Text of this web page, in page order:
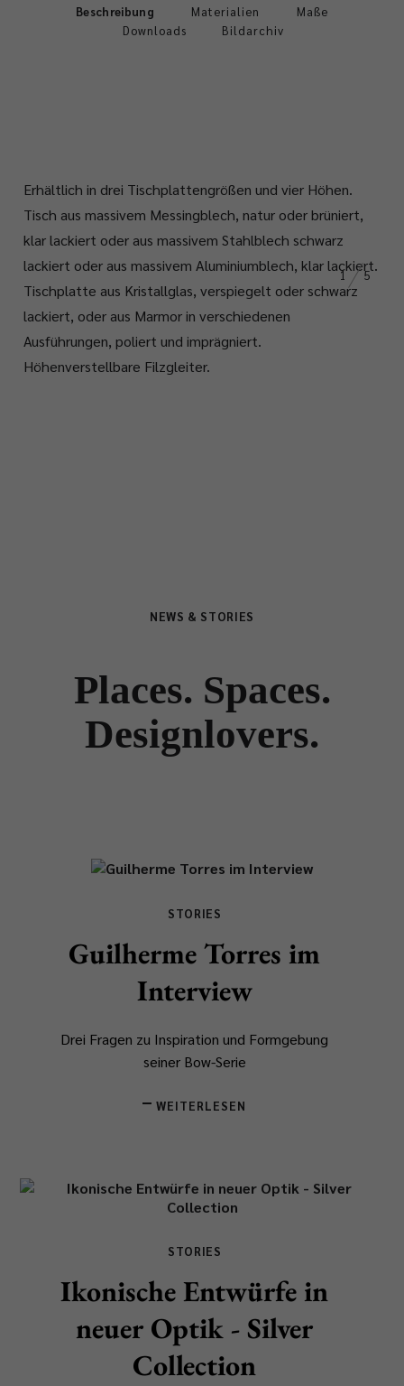
Beschreibung Materialien
Maße
Downloads
Bildarchiv
1 5
Erhältlich in drei Tischplattengrößen und vier Höhen.
Tisch aus massivem Messingblech, natur oder brüniert,
klar lackiert oder aus massivem Stahlblech schwarz
lackiert oder aus massivem Aluminiumblech, klar lackiert.
Tischplatte aus Kristallglas, verspiegelt oder schwarz
lackiert, oder aus Marmor in verschiedenen
Ausführungen, poliert und imprägniert.
Höhenverstellbare Filzgleiter.
NEWS & STORIES
Places. Spaces.
Designlovers.
STORIES
Guilherme Torres im
Interview
Drei Fragen zu Inspiration und Formgebung
seiner Bow-Serie
WEITERLESEN
STORIES
Ikonische Entwürfe in
neuer Optik - Silver
Collection